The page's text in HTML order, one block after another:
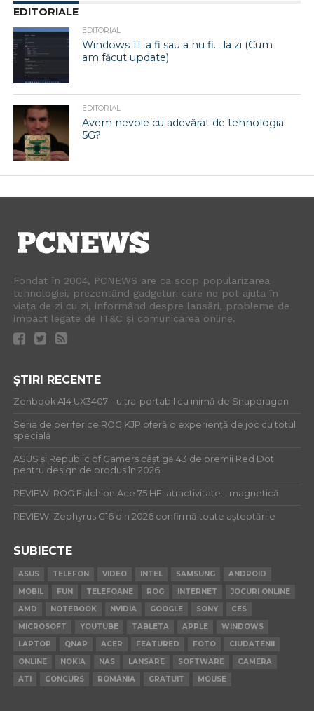
EDITORIALE
EDITORIAL
Windows 11: a fi sau a nu fi… la zi (Cum
am făcut update)
EDITORIAL
Avem nevoie cu adevărat de tehnologia
5G?
Fondat în 2004, PCNEWS are ca scop popularizarea
tehnologiei, prezentând gadgeturi care ne pot ajuta în
viața de zi cu zi, informând despre lansări, probleme de
impact legate de IT&C și comunicarea online.
ȘTIRI RECENTE
Zenbook A14 UX3407 – ultra-portabil cu inimă de Snapdragon
Seria de periferice ROG KJP oferă o experiență de joc cu totul
specială
ASUS și Republic of Gamers câștigă 43 de premii Red Dot
pentru design de produs în 2026
REVIEW: ROG Falchion Ace 75 HE: atractivitate… magnetică
REVIEW: Zephyrus G16 din 2026 confirmă toate așteptările
SUBIECTE
ASUS TELEFON VIDEO INTEL SAMSUNG
ANDROID
MOBIL
FUN TELEFOANE ROG INTERNET
JOCURI ONLINE
AMD
NOTEBOOK NVIDIA GOOGLE SONY
CES
MICROSOFT
YOUTUBE TABLETA APPLE
WINDOWS
LAPTOP
QNAP ACER FEATURED FOTO
CIUDATENII
ONLINE
NOKIA NAS LANSARE SOFTWARE
CAMERA
ATI
CONCURS ROMÂNIA GRATUIT MOUSE